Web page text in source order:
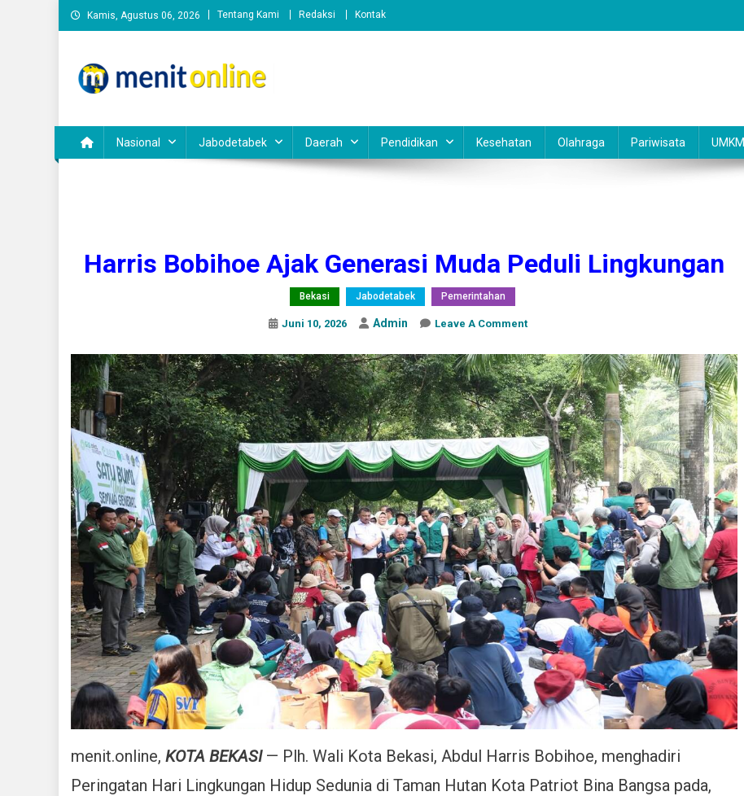
Skip
to
Kamis, Agustus 06, 2026 Tentang Kami Redaksi Kontak
Nasional Jabodetabek Daerah Pendidikan Kesehatan Olahraga Pariwisata UMKM
Harris Bobihoe Ajak Generasi Muda Peduli Lingkungan
Bekasi Jabodetabek Pemerintahan
Juni 10, 2026 Admin Leave A CommentOn
Bobihoe
Ajak
Generasi
Muda
Peduli
Lingkungan
menit.online, KOTA BEKASI— Plh. Wali Kota Bekasi, Abdul Harris Bobihoe, menghadiri
Peringatan Hari Lingkungan Hidup Sedunia di Taman Hutan Kota Patriot Bina Bangsa pada,